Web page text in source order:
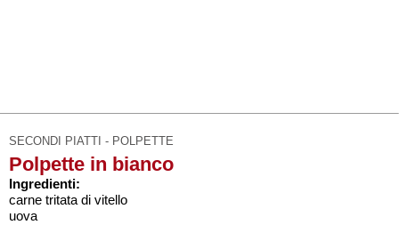
SECONDI PIATTI - POLPETTE
Polpette in bianco
Ingredienti:
carne tritata di vitello
uova